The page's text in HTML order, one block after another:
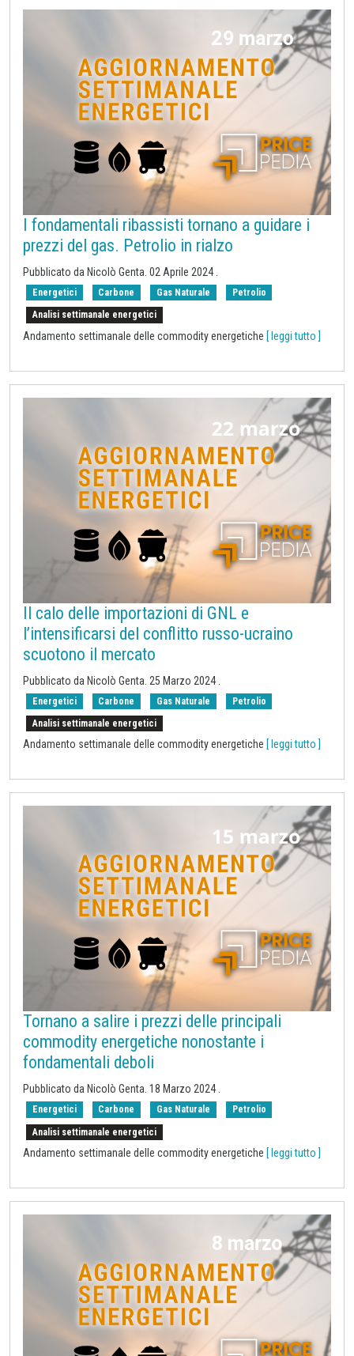
I fondamentali ribassisti tornano a guidare i
prezzi del gas. Petrolio in rialzo
Pubblicato da Nicolò Genta. 02 Aprile 2024
Energetici Carbone Gas Naturale Petrolio
Analisi settimanale energetici
Andamento settimanale delle commodity energetiche [ leggi tutto ]
Il calo delle importazioni di GNL e
l’intensificarsi del conflitto russo-ucraino
scuotono il mercato
Pubblicato da Nicolò Genta. 25 Marzo 2024
Energetici Carbone Gas Naturale Petrolio
Analisi settimanale energetici
Andamento settimanale delle commodity energetiche [ leggi tutto ]
Tornano a salire i prezzi delle principali
commodity energetiche nonostante i
fondamentali deboli
Pubblicato da Nicolò Genta. 18 Marzo 2024.
Energetici Carbone Gas Naturale Petrolio
Analisi settimanale energetici
Andamento settimanale delle commodity energetiche [ leggi tutto ]